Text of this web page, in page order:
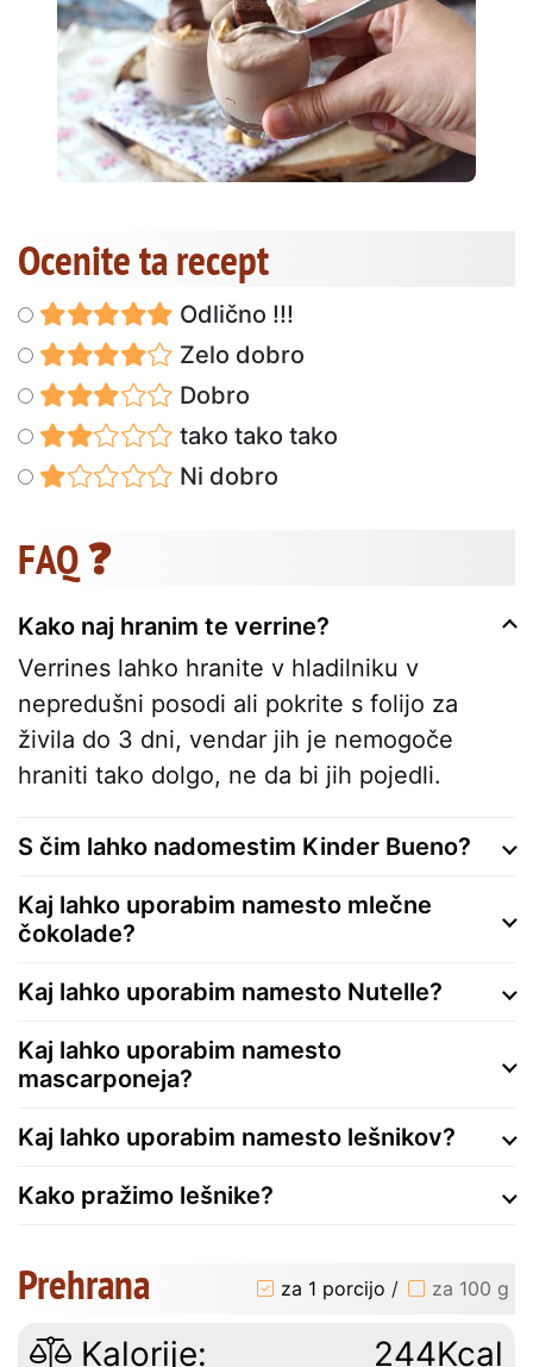
Ocenite ta recept
Odlično !!!
Zelo dobro
Dobro
tako tako tako
Ni dobro
FAQ ❓
Kako naj hranim te verrine?
Verrines lahko hranite v hladilniku v
nepredušni posodi ali pokrite s folijo za
živila do 3 dni, vendar jih je nemogoče
hraniti tako dolgo, ne da bi jih pojedli.
S čim lahko nadomestim Kinder Bueno?
Kaj lahko uporabim namesto mlečne
čokolade?
Kaj lahko uporabim namesto Nutelle?
Kaj lahko uporabim namesto
mascarponeja?
Kaj lahko uporabim namesto lešnikov?
Kako pražimo lešnike?
Prehrana za 1 porcijo / za 100 g
Kalorije: 244Kcal